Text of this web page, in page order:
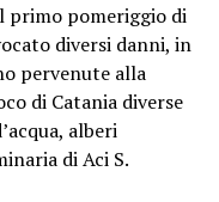
primo pomeriggio di
diversi danni, in
pervenute alla
di Catania diverse
alberi
di Aci S.